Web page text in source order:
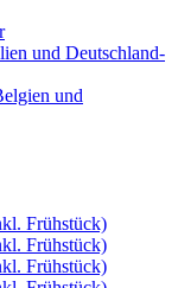
und Deutschland-
und
Frühstück)
Frühstück)
Frühstück)